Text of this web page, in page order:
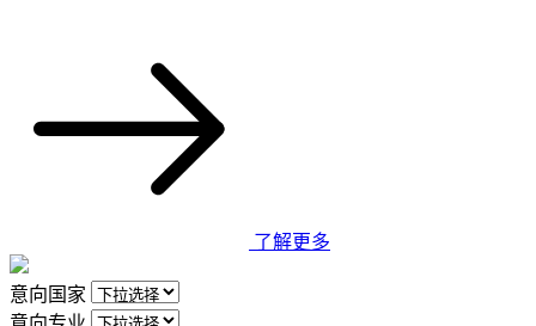
了解更多
意向国家